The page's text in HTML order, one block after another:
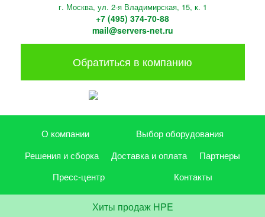
г. Москва, ул. 2-я Владимирская, 15, к. 1
+7 (495) 374-70-88
mail@servers-net.ru
Обратиться в компанию
О компании
Выбор оборудования
Решения и сборка
Доставка и оплата
Партнеры
Пресс-центр
Контакты
Хиты продаж HPE